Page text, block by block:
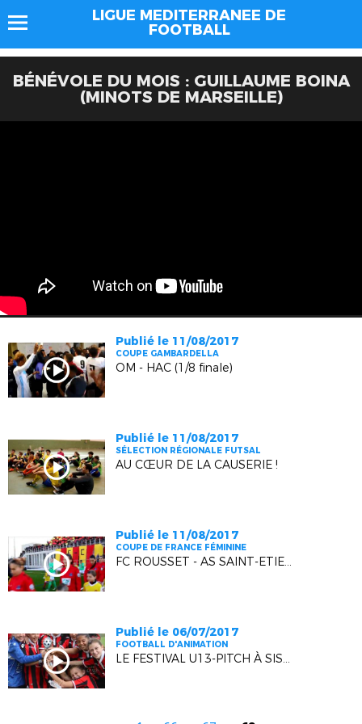
LIGUE MEDITERRANEE DE
FOOTBALL
BÉNÉVOLE DU MOIS : GUILLAUME BOINA
(MINOTS DE MARSEILLE)
Publié le 11/08/2017
COUPE GAMBARDELLA
OM - HAC (1/8 finale)
Publié le 11/08/2017
SÉLECTION RÉGIONALE FUTSAL
AU CŒUR DE LA CAUSERIE !
Publié le 11/08/2017
COUPE DE FRANCE FÉMININE
FC ROUSSET - AS SAINT-ETIENNE (1/8 FINALE)
Publié le 06/07/2017
FOOTBALL D'ANIMATION
LE FESTIVAL U13-PITCH À SISTERON